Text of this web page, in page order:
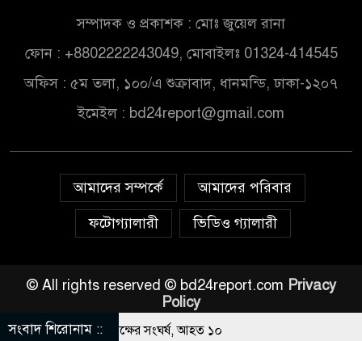
সম্পাদক ও প্রকাশক : মোঃ জুয়েল রানা
ফোন : +8802222243049, মোবাইলঃ 01324-414545
অফিস : ৫ম তলা, ১০০/এ শুক্রাবাদ, ধানমন্ডি, ঢাকা-১২০৭
ইমেইল : bd24report@gmail.com
আমাদের সম্পর্কে
আমাদের পরিবার
ফটোগ্যালারী
ভিডিও গ্যালারী
© All rights reserved © bd24report.com Privacy
Policy
সংবাদ শিরোনাম ::
নিয়ে বর ও কনেপক্ষের সংঘর্ষ, আহত ১০